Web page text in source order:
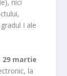
nici
I ale
29 martie
la